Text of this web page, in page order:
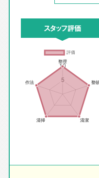
スタッフ評価